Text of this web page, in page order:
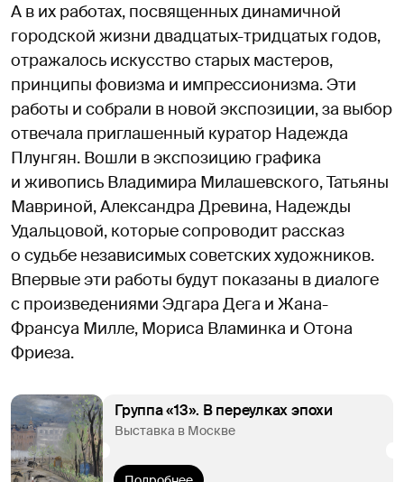
А в их работах, посвященных динамичной
городской жизни двадцатых-тридцатых годов,
отражалось искусство старых мастеров,
принципы фовизма и импрессионизма. Эти
работы и собрали в новой экспозиции, за выбор
отвечала приглашенный куратор Надежда
Плунгян. Вошли в экспозицию графика
и живопись Владимира Милашевского, Татьяны
Мавриной, Александра Древина, Надежды
Удальцовой, которые сопроводит рассказ
о судьбе независимых советских художников.
Впервые эти работы будут показаны в диалоге
с произведениями Эдгара Дега и Жана-
Франсуа Милле, Мориса Вламинка и Отона
Фриеза.
Группа «13». В переулках эпохи
Выставка в Москве